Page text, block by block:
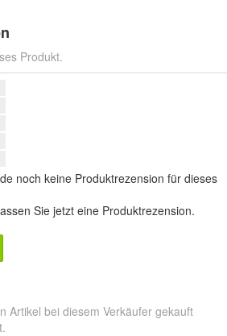
Produkt.
noch keine Produktrezension für dieses
Sie jetzt eine Produktrezension.
Artikel bei diesem Verkäufer gekauft